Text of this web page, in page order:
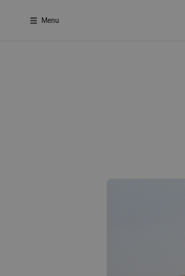
Menu